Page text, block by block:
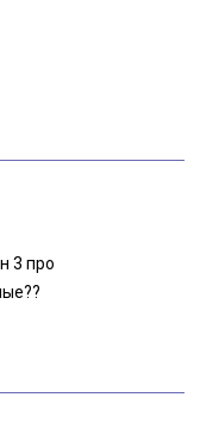
3 про